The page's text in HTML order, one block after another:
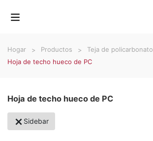
Hogar Productos
Teja de policarbonato
Hoja de techo hueco de PC
Hoja de techo hueco de PC
Sidebar